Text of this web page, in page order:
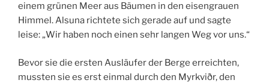
einem grünen Meer aus Bäumen in den eisengrauen
Himmel. Alsuna richtete sich gerade auf und sagte
leise: „Wir haben noch einen sehr langen Weg vor uns.“
Bevor sie die ersten Ausläufer der Berge erreichten,
mussten sie es erst einmal durch den Myrkviðr, den